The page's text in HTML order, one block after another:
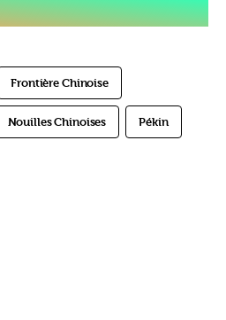
Frontière Chinoise
Nouilles Chinoises Pékin